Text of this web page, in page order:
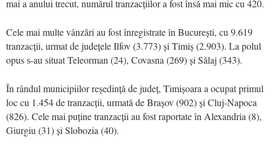
mai a anului trecut, numărul tranzacțiilor a fost însă mai mic cu 420.
Cele mai multe vânzări au fost înregistrate în București, cu 9.619
tranzacții, urmat de județele Ilfov (3.773) și Timiș (2.903). La polul
opus s-au situat Teleorman (24), Covasna (269) și Sălaj (343).
În rândul municipiilor reședință de județ, Timișoara a ocupat primul
loc cu 1.454 de tranzacții, urmată de Brașov (902) și Cluj-Napoca
(826). Cele mai puține tranzacții au fost raportate în Alexandria (8),
Giurgiu (31) și Slobozia (40).